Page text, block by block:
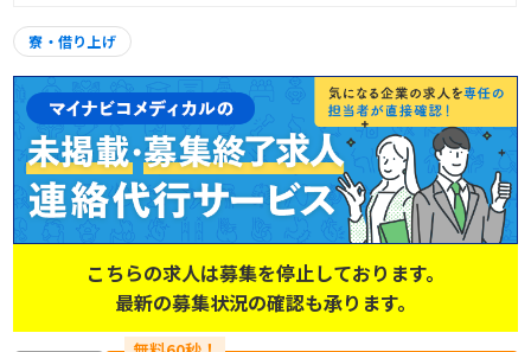
寮・借り上げ
こちらの求人は募集を停止しております。
最新の募集状況の確認も承ります。